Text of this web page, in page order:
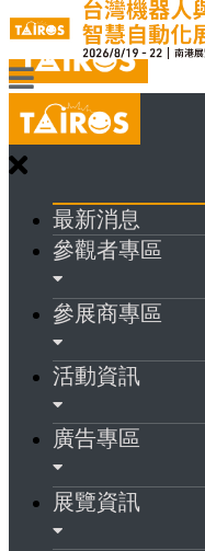
最新消息
參觀者專區
參展商專區
活動資訊
廣告專區
展覽資訊